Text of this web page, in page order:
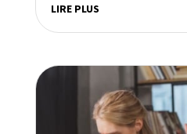
LIRE PLUS